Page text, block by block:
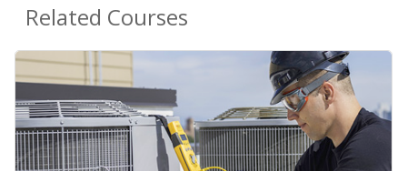
Related Courses